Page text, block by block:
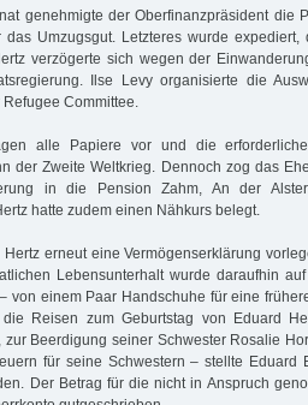
genehmigte der Oberfinanzpräsident die
das Umzugsgut. Letzteres wurde
verzögerte sich wegen der
Ilse Levy organisierte die
Committee.
alle Papiere vor und die
der Zweite Weltkrieg. Dennoch zog das
in die Pension Zahm, An der
hatte zudem einen Nähkurs belegt.
erneut eine Vermögenserklärung
Lebensunterhalt wurde daraufhin
von einem Paar Handschuhe für eine
Reisen zum Geburtstag von Eduard
zur Beerdigung seiner Schwester Rosalie
für seine Schwestern – stellte Eduard
Der Betrag für die nicht in Anspruch